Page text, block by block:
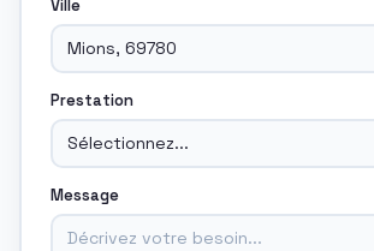
Ville
Prestation
Message